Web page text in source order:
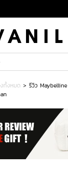
งทั้งหมด >รีวิว